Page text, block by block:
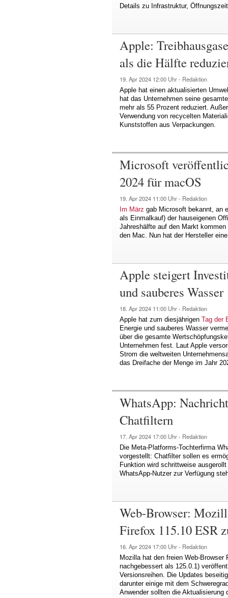
Details zu Infrastruktur,
Apple:
als die Hälfte
19. Apr 2024 12:00 Uhr - Redaktion
Apple hat einen aktualisierten
hat das Unternehmen seine
mehr als 55 Prozent reduziert.
Verwendung von recycelten
Kunststoffen aus Verpackungen.
Microsoft
2024 für macOS
19. Apr 2024 11:00 Uhr - Redaktion
Im März gab Microsoft bekannt, an
als Einmalkauf) der hauseigenen
Jahreshälfte auf den Markt
den Mac. Nun hat der Hersteller
Apple steigert
und sauberes Wasser
18. Apr 2024 11:00 Uhr - Redaktion
Apple hat zum diesjährigen Tag der
Energie und sauberes Wasser
über die gesamte
Unternehmen fest. Laut Apple
Strom die weltweiten
das Dreifache der Menge im Jahr
WhatsApp:
Chatfiltern
17. Apr 2024 17:00 Uhr - Redaktion
Die Meta-Platforms-Tochterfirma
vorgestellt: Chatfilter sollen es
Funktion wird schrittweise
WhatsApp-Nutzer zur Verfügung
Web-Browser:
Firefox 115.10 ESR
16. Apr 2024 17:00 Uhr - Redaktion
Mozilla hat den freien Web-
nachgebessert als 125.0.1)
Versionsreihen. Die Updates
darunter einige mit dem
Anwender sollten die Aktualisierung